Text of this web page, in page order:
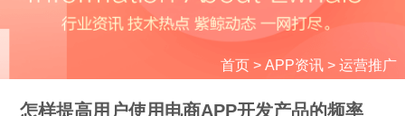
首页> APP资讯> 运营推广
怎样提高用户使用电商APP开发产品的频率